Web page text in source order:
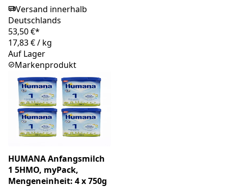
Versand innerhalb
Deutschlands
53,50 €*
17,83 €/ kg
Auf Lager
Markenprodukt
HUMANA Anfangsmilch
1 5HMO, myPack,
Mengeneinheit: 4 x 750g